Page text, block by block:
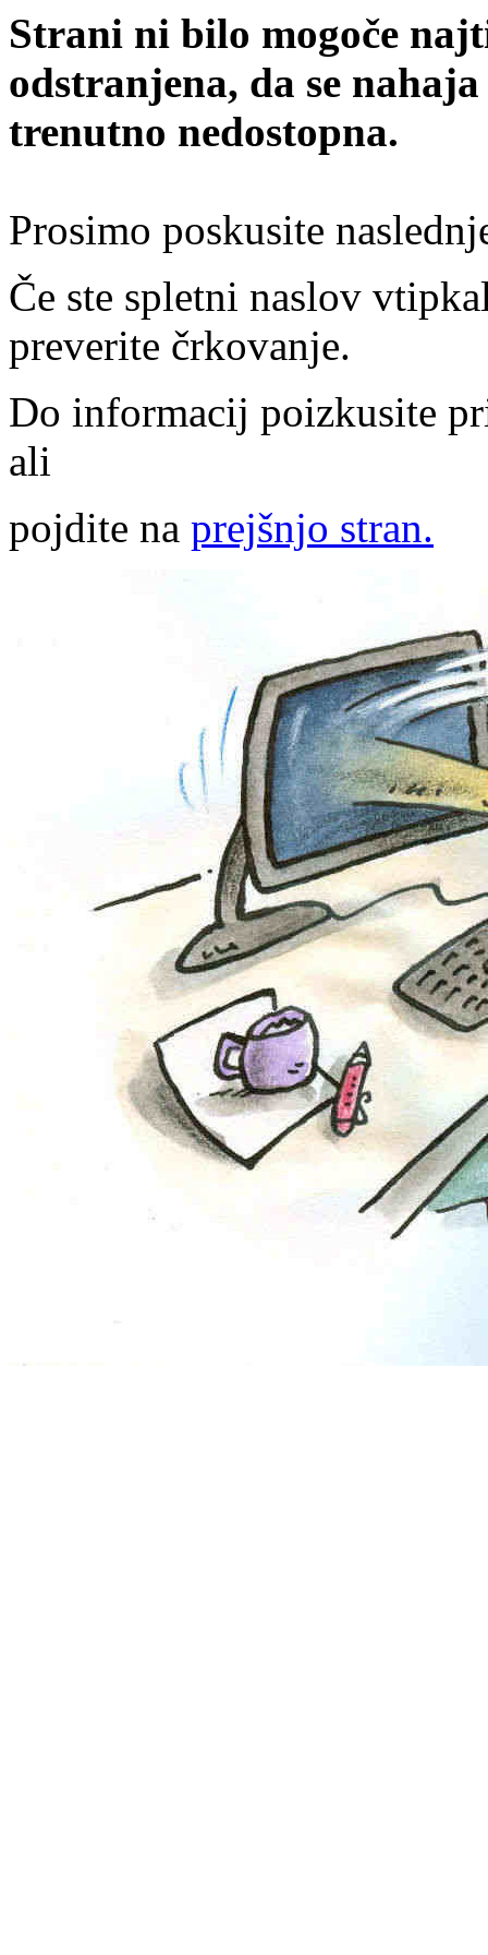
Strani ni bilo mogoče
odstranjena, da se
trenutno nedostopna.
Prosimo poskusite
Če ste spletni naslov
preverite črkovanje.
Do informacij poizkusite
ali
pojdite na prejšnjo stran.